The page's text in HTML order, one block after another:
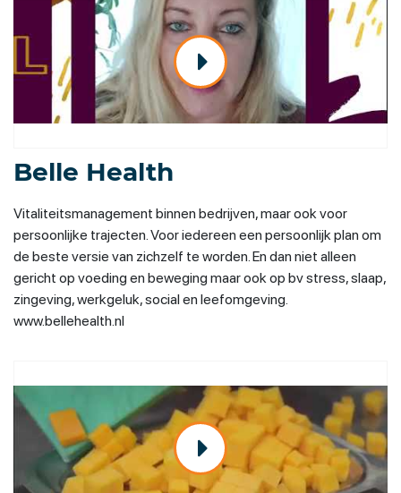
Belle Health
Vitaliteitsmanagement binnen bedrijven, maar ook voor
persoonlijke trajecten. Voor iedereen een persoonlijk plan om
de beste versie van zichzelf te worden. En dan niet alleen
gericht op voeding en beweging maar ook op bv stress, slaap,
zingeving, werkgeluk, social en leefomgeving.
www.bellehealth.nl